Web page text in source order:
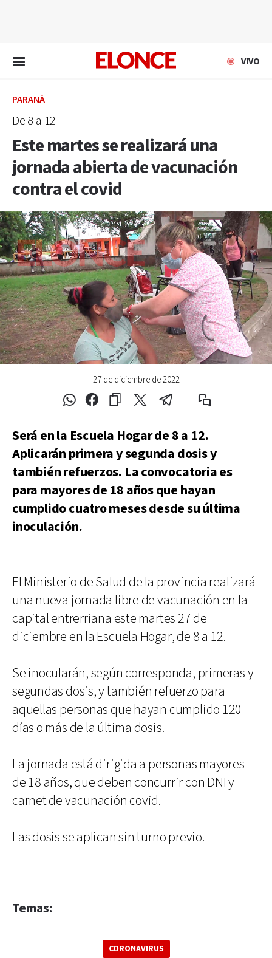
VIVO
PARANÁ
De 8 a 12
Este martes se realizará una
jornada abierta de vacunación
contra el covid
27 de diciembre de 2022
Será en la Escuela Hogar de 8 a 12.
Aplicarán primera y segunda dosis y
también refuerzos. La convocatoria es
para mayores de 18 años que hayan
cumplido cuatro meses desde su última
inoculación.
El Ministerio de Salud de la provincia realizará
una nueva jornada libre de vacunación en la
capital entrerriana este martes 27 de
diciembre en la Escuela Hogar, de 8 a 12.
Se inocularán, según corresponda, primeras y
segundas dosis, y también refuerzo para
aquellas personas que hayan cumplido 120
días o más de la última dosis.
La jornada está dirigida a personas mayores
de 18 años, que deben concurrir con DNI y
carnet de vacunación covid.
Las dosis se aplican sin turno previo.
Temas:
CORONAVIRUS